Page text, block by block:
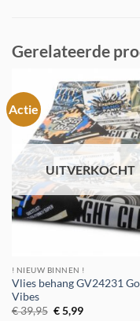
Gerelateerde
Actie
UITVERKOCHT
! NIEUW BINNEN !
Vlies behang GV24231
Vibes
€39,95 Oorspronkelijke
€5,99Huidige